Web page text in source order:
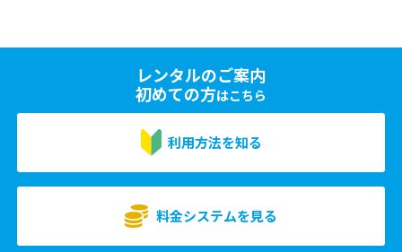
レンタルのご案内
初めての方はこちら
利用方法を知る
料金システムを見る